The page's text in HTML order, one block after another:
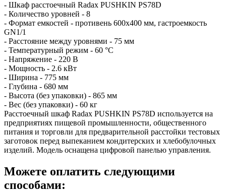
- Шкаф расстоечный Radax PUSHKIN PS78D
- Количество уровней - 8
- Формат емкостей - противень 600х400 мм, гастроемкость
GN1/1
- Расстояние между уровнями - 75 мм
- Температурный режим - 60 °С
- Напряжение - 220 В
- Мощность - 2.6 кВт
- Ширина - 775 мм
- Глубина - 680 мм
- Высота (без упаковки) - 865 мм
- Вес (без упаковки) - 60 кг
Расстоечный шкаф Radax PUSHKIN PS78D используется на
предприятиях пищевой промышленности, общественного
питания и торговли для предварительной расстойки тестовых
заготовок перед выпеканием кондитерских и хлебобулочных
изделий. Модель оснащена цифровой панелью управления.
Можете оплатить следующими
способами: